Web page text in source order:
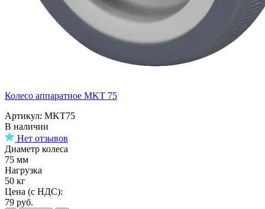
Колесо аппаратное MKT 75
Артикул: MKT75
В наличии
Нет отзывов
Диаметр колеса
75 мм
Нагрузка
50 кг
Цена (с НДС):
79 руб.